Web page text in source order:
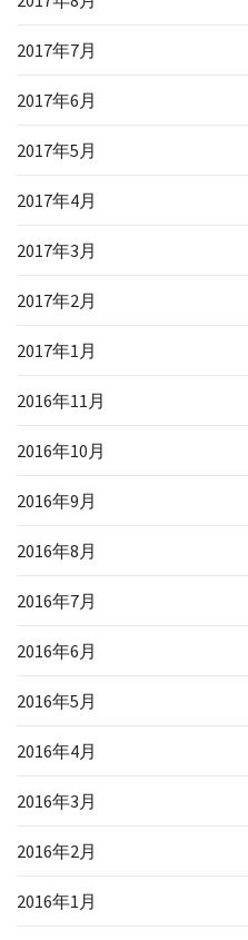
2017年7月
2017年6月
2017年5月
2017年4月
2017年3月
2017年2月
2017年1月
2016年11月
2016年10月
2016年9月
2016年8月
2016年7月
2016年6月
2016年5月
2016年4月
2016年3月
2016年2月
2016年1月